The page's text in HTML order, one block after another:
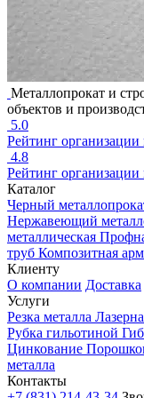
Металлопрокат и
объектов и
5.0
Рейтинг
4.8
Рейтинг организации
Каталог
Черный
Нержавеющий
металлическая
труб Композитная
Клиенту
О компании Доставка
Услуги
Резка металла
Рубка гильотиной
Цинкование
металла
Контакты